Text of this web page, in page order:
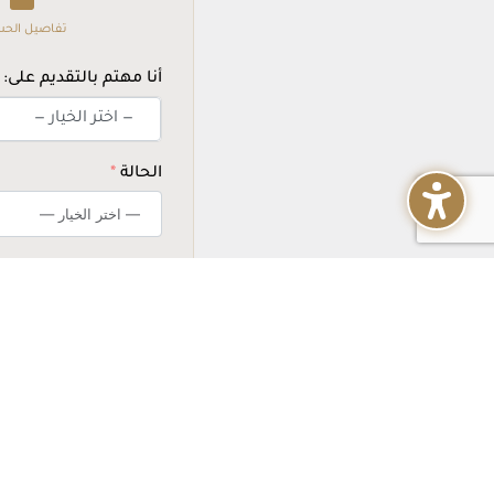
تفاصيل
أنا مهتم بالتقديم على:
— اختر الخيار —
الحالة